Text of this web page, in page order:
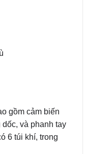
gồm cảm biến
và phanh tay
6 túi khí, trong